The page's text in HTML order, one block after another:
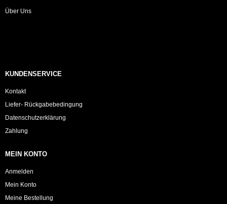
Über Uns
KUNDENSERVICE
Kontakt
Liefer- Rückgabebedingung
Datenschutzerklärung
Zahlung
MEIN KONTO
Anmelden
Mein Konto
Meine Bestellung